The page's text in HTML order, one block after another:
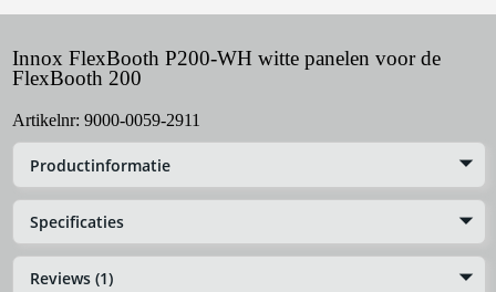
Innox FlexBooth P200-WH witte panelen voor de
FlexBooth 200
Artikelnr: 9000-0059-2911
Productinformatie
Specificaties
Reviews (1)